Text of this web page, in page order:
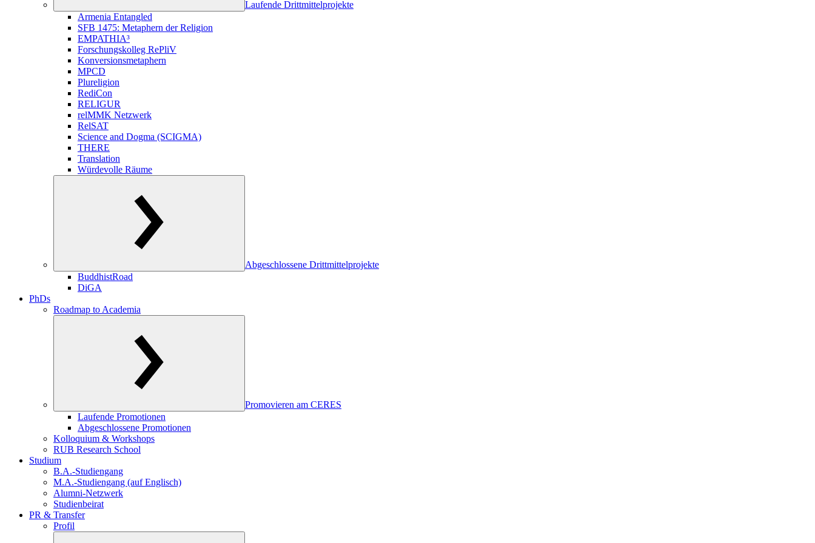
Laufende Drittmittelprojekte
Armenia Entangled
SFB 1475: Metaphern der Religion
EMPATHIA³
Forschungskolleg RePliV
Konversionsmetaphern
MPCD
Plureligion
RediCon
RELIGUR
relMMK Netzwerk
RelSAT
Science and Dogma (SCIGMA)
THERE
Translation
Würdevolle Räume
Abgeschlossene Drittmittelprojekte
BuddhistRoad
DiGA
PhDs
Roadmap to Academia
Promovieren am CERES
Laufende Promotionen
Abgeschlossene Promotionen
Kolloquium & Workshops
RUB Research School
Studium
B.A.-Studiengang
M.A.-Studiengang (auf Englisch)
Alumni-Netzwerk
Studienbeirat
PR & Transfer
Profil